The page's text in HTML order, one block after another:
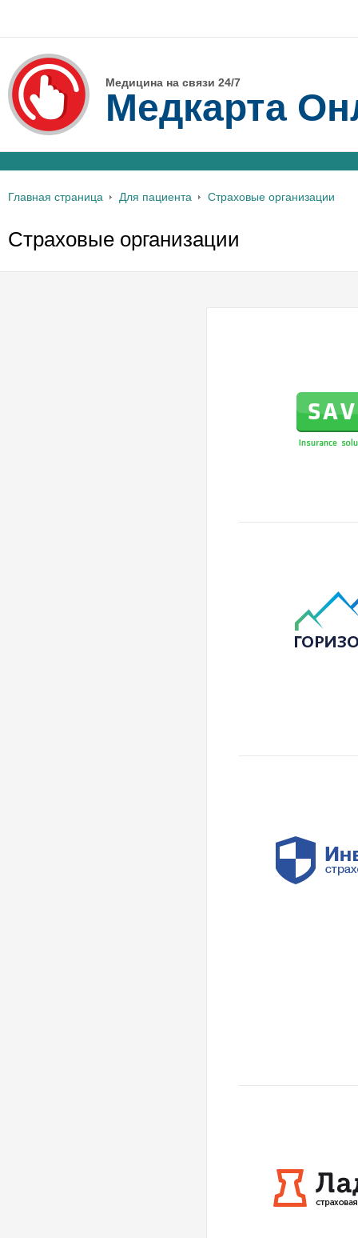
Медицина на связи 24/7
Медкарта
Главная страница Для пациента Страховые организации
Страховые организации